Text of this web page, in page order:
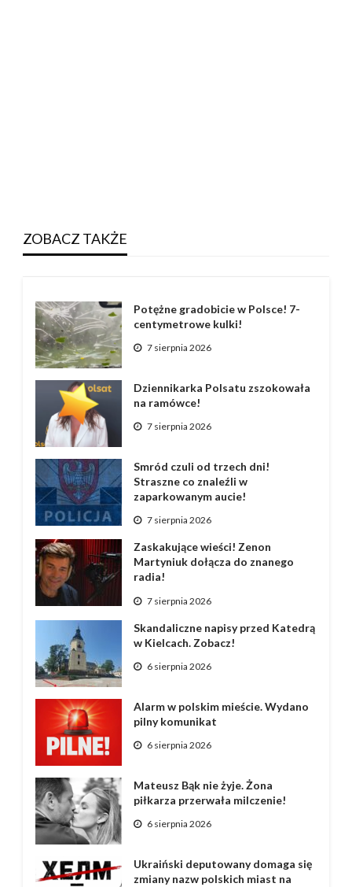
ZOBACZ TAKŻE
Potężne gradobicie w Polsce! 7-
centymetrowe kulki!
7 sierpnia 2026
Dziennikarka Polsatu zszokowała
na ramówce!
7 sierpnia 2026
Smród czuli od trzech dni!
Straszne co znaleźli w
zaparkowanym aucie!
7 sierpnia 2026
Zaskakujące wieści! Zenon
Martyniuk dołącza do znanego
radia!
7 sierpnia 2026
Skandaliczne napisy przed Katedrą
w Kielcach. Zobacz!
6 sierpnia 2026
Alarm w polskim mieście. Wydano
pilny komunikat
6 sierpnia 2026
Mateusz Bąk nie żyje. Żona
piłkarza przerwała milczenie!
6 sierpnia 2026
Ukraiński deputowany domaga się
zmiany nazw polskich miast na